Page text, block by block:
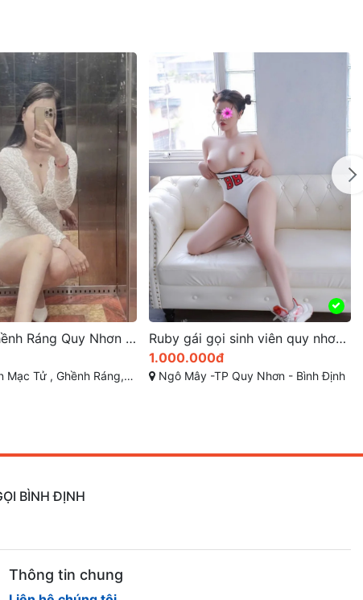
Ruby gái gọi sinh viên quy nhơn hotgirl 2k1 non
Quy Nhơn - Bình Định
Gái Gọi Quy Nhơn Bình Định – Tiểu My Hàng Chuẩn Top Hot Nhất
800.000đ
Bến Xe Quy Nhơn
BÌNH ĐỊNH
Thông tin chung